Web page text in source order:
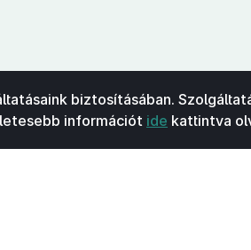
biztosításában.
információt ide kattintva